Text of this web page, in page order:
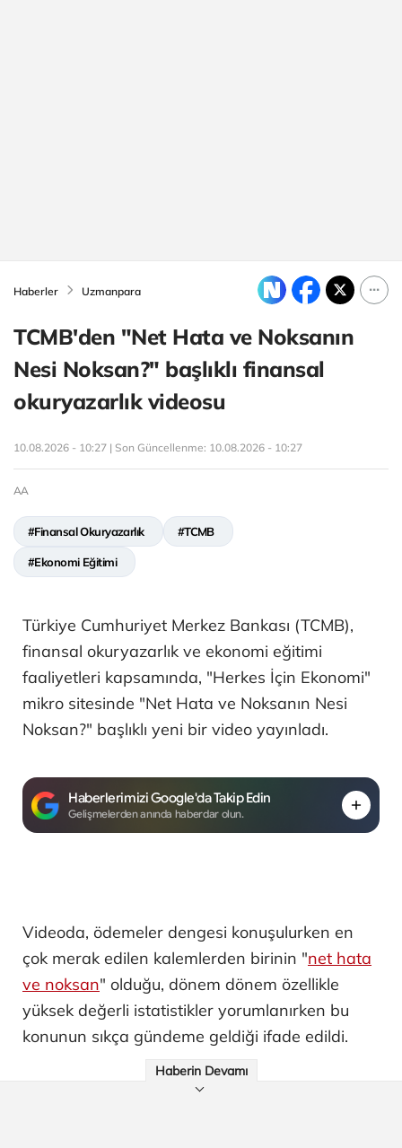
Haberler Uzmanpara
TCMB'den "Net Hata ve Noksanın
Nesi Noksan?" başlıklı finansal
okuryazarlık videosu
10.08.2026 - 10:27 | Son Güncellenme: 10.08.2026 - 10:27
AA
#Finansal Okuryazarlık #TCMB
#Ekonomi Eğitimi
Türkiye Cumhuriyet Merkez Bankası (TCMB),
finansal okuryazarlık ve ekonomi eğitimi
faaliyetleri kapsamında, "Herkes İçin Ekonomi"
mikro sitesinde "Net Hata ve Noksanın Nesi
Noksan?" başlıklı yeni bir video yayınladı.
Haberlerimizi Google'da Takip Edin
Gelişmelerden anında haberdar olun.
Videoda, ödemeler dengesi konuşulurken en
çok merak edilen kalemlerden birinin "net hata
ve noksan" olduğu, dönem dönem özellikle
yüksek değerli istatistikler yorumlanırken bu
konunun sıkça gündeme geldiği ifade edildi.
Haberin Devamı